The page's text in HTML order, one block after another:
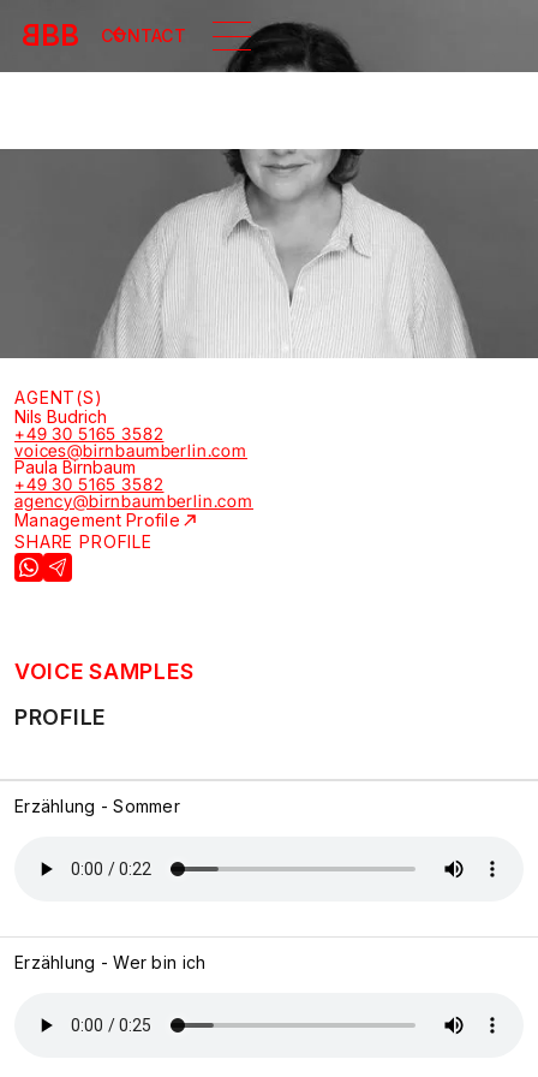
BBB CONTACT
AGENT(S)
Nils Budrich
+49 30 5165 3582
voices@birnbaumberlin.com
Paula Birnbaum
+49 30 5165 3582
agency@birnbaumberlin.com
Management Profile
SHARE PROFILE
VOICE SAMPLES
PROFILE
Erzählung - Sommer
Erzählung - Wer bin ich